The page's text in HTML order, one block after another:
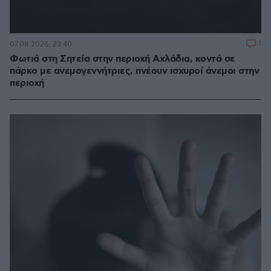
Φωτιά στη Σητεία στην περιοχή Αχλάδια, κοντά σε
πάρκο με ανεμογεννήτριες, πνέουν ισχυροί άνεμοι στην
περιοχή
07.08.2026, 23:40 1